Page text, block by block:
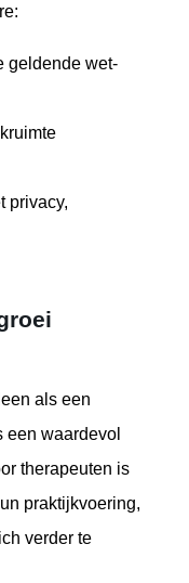
geldende wet-
privacy,
als een
een waardevol
therapeuten is
praktijkvoering,
verder te